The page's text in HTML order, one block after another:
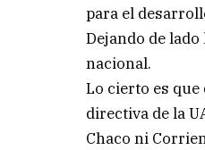
para el
Dejando de
nacional.
Lo cierto es que
directiva de la
Chaco ni